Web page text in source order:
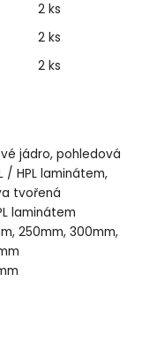
2 ks
2 ks
2 ks
jádro, pohledová
HPL laminátem,
tvořená
laminátem
250mm, 300mm,